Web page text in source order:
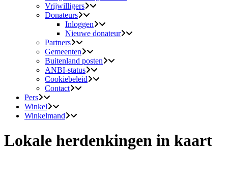
Vrijwilligers
Donateurs
Inloggen
Nieuwe donateur
Partners
Gemeenten
Buitenland posten
ANBI-status
Cookiebeleid
Contact
Pers
Winkel
Winkelmand
Lokale herdenkingen in kaart